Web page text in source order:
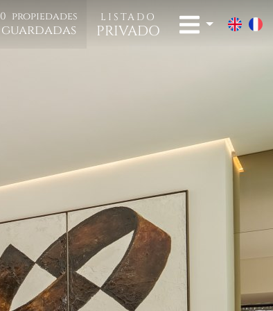
0 propiedades
guardadas
LISTADO
PRIVADO